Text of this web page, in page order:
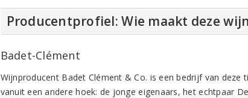
Producentprofiel: Wie maakt deze
Badet-Clément
Wijnproducent Badet Clément & Co. is een bedrijf van deze
vanuit een andere hoek: de jonge eigenaars, het echtpaar